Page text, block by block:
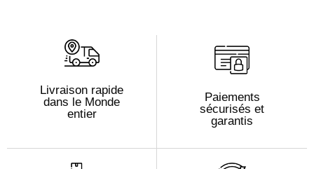
Livraison rapide
dans le Monde
entier
Paiements
sécurisés et
garantis